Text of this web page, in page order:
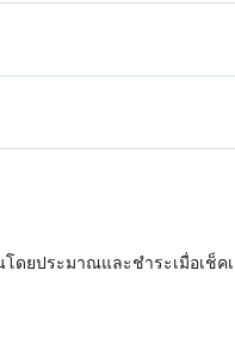
ดยประมาณและชำระเมื่อเช็ค